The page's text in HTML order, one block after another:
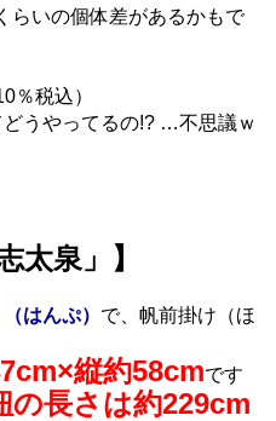
らいの個体差があるかもで
％税込）
うやってるの!? …不思議ｗ
太泉」】
（はんぷ） で、帆前掛け（ほ
縦約58cmです
の長さは約229cm